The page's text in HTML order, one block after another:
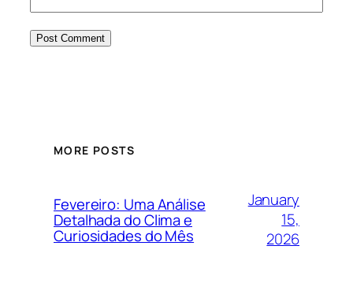
MORE POSTS
Fevereiro: Uma Análise
Detalhada do Clima e
Curiosidades do Mês
January
15,
2026